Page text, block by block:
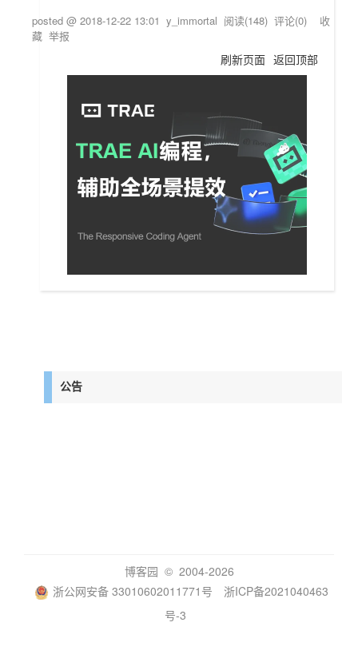
posted @ 2018-12-22 13:01 y_immortal 阅读(148) 评论(0) 收
藏 举报
刷新页面 返回顶部
公告
博客园 © 2004-2026
浙公网安备 33010602011771号
浙ICP备2021040463
号-3